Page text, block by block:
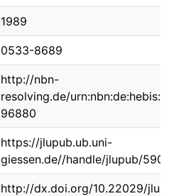
1989
0533-8689
http://nbn-
resolving.de/
96880
https://jlupub.ub.uni-
giessen.de//handle/jlupub/
http://dx.doi.org/10.22029/